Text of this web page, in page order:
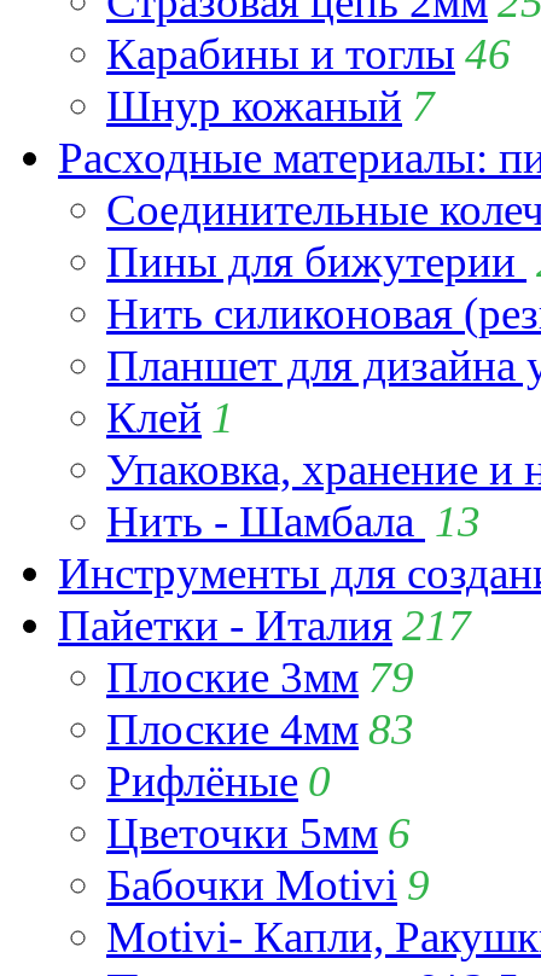
Карабины и тоглы 46
Шнур кожаный 7
Расходные материалы:
Соединительные
Пины для бижутерии
Нить силиконовая
Планшет для
Клей 1
Упаковка, хранение и
Нить - Шамбала 13
Инструменты для
Пайетки - Италия217
Плоские 3мм 79
Плоские 4мм83
Рифлёные 0
Цветочки 5мм 6
Бабочки Motivi 9
Motivi- Капли,